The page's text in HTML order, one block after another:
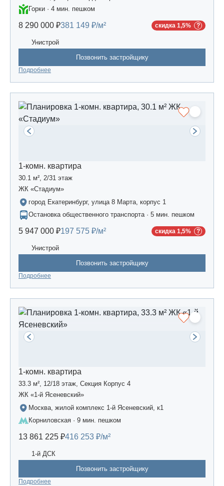
Горки · 4 мин. пешком
8 290 000 ₽381 149 ₽/м² скидка 1,5%
Унистрой
Позвонить застройщику
Подробнее
1-комн. квартира
30.1 м², 2/31 этаж
ЖК «Стадиум»
город Екатеринбург, улица 8 Марта, корпус 1
Остановка общественного транспорта · 5 мин. пешком
5 947 000 ₽197 575 ₽/м² скидка 1,5%
Унистрой
Позвонить застройщику
Подробнее
1-комн. квартира
33.3 м², 12/18 этаж, Секция Корпус 4
ЖК «1-й Ясеневский»
Москва, жилой комплекс 1-й Ясеневский, к1
Корниловская · 9 мин. пешком
13 861 225 ₽416 253 ₽/м²
1-й ДСК
Позвонить застройщику
Подробнее